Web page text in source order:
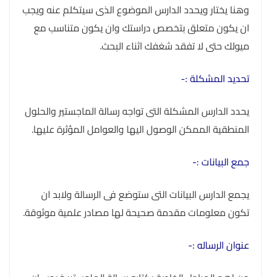
وهنا يختار ويحدد الدارس الموضوع الذى سيتكلم عنه ويجب
ان يكون متعلق بتخصص دراستك وان يكون متناسب مع
ميولك حتى لا تفقد شغفك اثناء البحث.
تحديد المشكلة :-
يحدد الدارس المشكلة التى تواجه رسالة الماجستير والحلول
المنطقية الممكن الوصول اليها والعوامل المؤثرة عليها.
جمع البيانات :-
يجمع الدارس البيانات التى ستوضع فى الرسالة ولابد ان
تكون معلومات مقدمة صحيحة لها مصادر علمية موثوقة.
عنوان الرساله :-